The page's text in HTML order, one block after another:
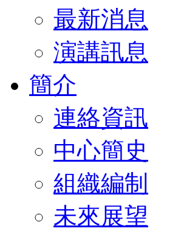
最新消息
演講訊息
簡介
連絡資訊
中心簡史
組織編制
未來展望